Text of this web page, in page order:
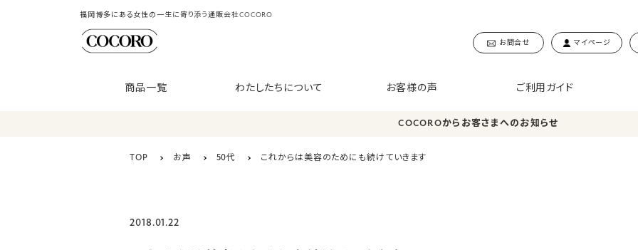
福岡博多にある女性の一生に寄り添う通販会社COCORO
お問合せ マイページ
商品一覧 わたしたちについて お客様の声 ご利用ガイド
COCOROからお客さまへのお知らせ
TOP お声 50代 これからは美容のためにも続けていきます
2018.01.22